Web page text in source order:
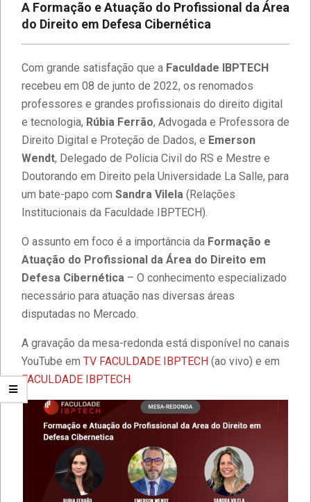
A Formação e Atuação do Profissional da Área
do Direito em Defesa Cibernética
Com grande satisfação que a Faculdade IBPTECH
recebeu em 08 de junto de 2022, os renomados
professores e grandes profissionais do direito digital
e tecnologia, Rúbia Ferrão, Advogada e Professora de
Direito Digital e Proteção de Dados, e Emerson
Wendt, Delegado de Polícia Civil do RS e Mestre e
Doutorando em Direito pela Universidade La Salle, para
um bate-papo com Sandra Vilela (Relações
Institucionais da Faculdade IBPTECH).
O assunto em foco é a importância da Formação e
Atuação do Profissional da Área do Direito em
Defesa Cibernética – O conhecimento especializado
necessário para atuação nas diversas áreas
disputadas no Mercado.
A gravação da mesa-redonda está disponível no canais
YouTube em TV FACULDADE IBPTECH (ao vivo) e em
FACULDADE IBPTECH
Estudantes da Faculdade IBPTECH
desenvolvem site dedicado à
Educação Digital